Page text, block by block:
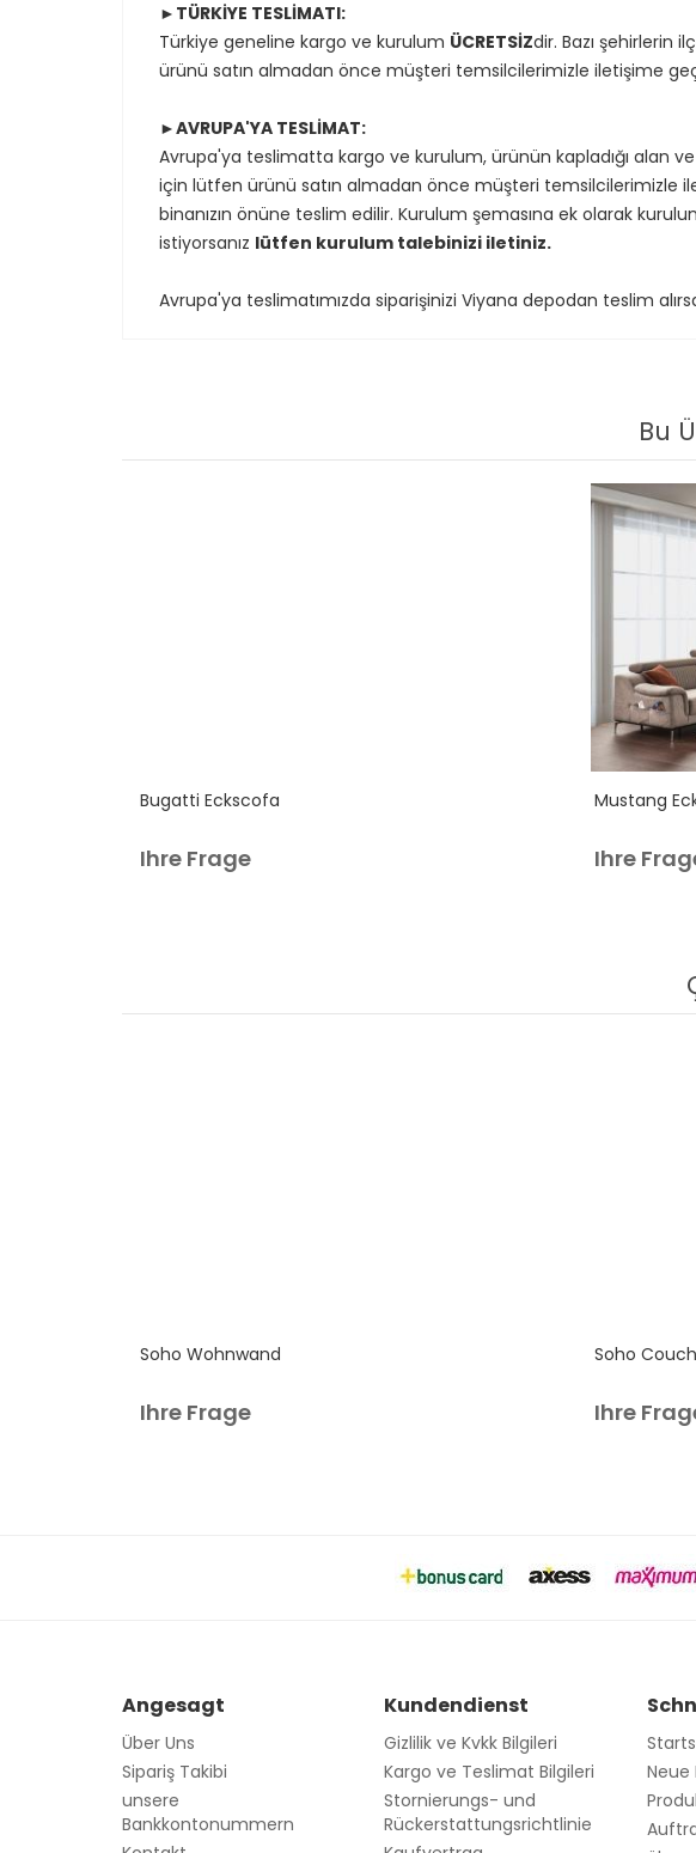
►TÜRKİYE TESLİMATI:
Türkiye geneline kargo ve kurulum ÜCRETSİZdir. Bazı şehirlerin
ürünü satın almadan önce müşteri temsilcilerimizle iletişime
►AVRUPA'YA TESLİMAT:
Avrupa'ya teslimatta kargo ve kurulum, ürünün kapladığı alan ve
için lütfen ürünü satın almadan önce müşteri temsilcilerimizle
binanızın önüne teslim edilir. Kurulum şemasına ek olarak
istiyorsanız lütfen kurulum talebinizi iletiniz.
Avrupa'ya teslimatımızda siparişinizi Viyana depodan teslim
Bu
Bugatti Eckscofa
Ihre Frage
Mustang
Ihre
Soho Wohnwand
Ihre Frage
Soho
Ihre
Angesagt
Über Uns
Sipariş Takibi
unsere
Bankkontonummern
Kundendienst
Gizlilik ve Kvkk Bilgileri
Kargo ve Teslimat Bilgileri
Stornierungs- und
Rückerstattungsrichtlinie
Neue